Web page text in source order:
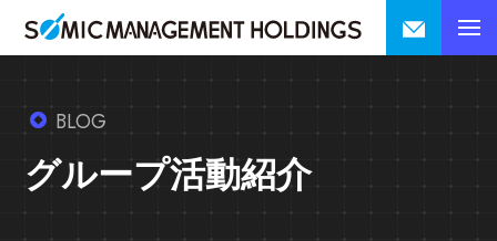
BLOG
グループ活動紹介